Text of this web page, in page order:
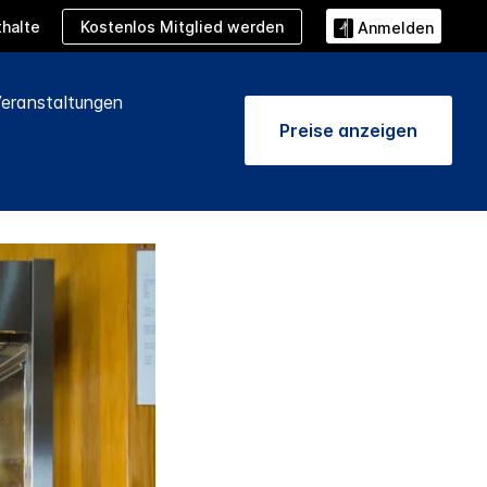
Kostenlos Mitglied werden Anmelden
Preise anzeigen